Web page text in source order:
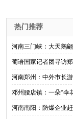
热门推荐
河南三门峡：大天鹅
葡语国家记者团寻访
河南郑州：中外市长
邓州腰店镇：一朵“伞
河南南阳：防爆企业